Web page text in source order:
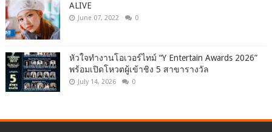
ALIVE
June 07, 2022 0
หัวใจทำงานโอเวอร์ไทม์ “Y Entertain Awards 2026”
พร้อมเปิดโหวตผู้เข้าชิง 5 สาขารางวัล
July 14, 2026 0